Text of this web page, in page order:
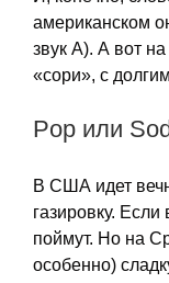
американском
звук А). А вот
«сори», с
Pop или
В США идет
газировку. Если
поймут. Но на
особенно)